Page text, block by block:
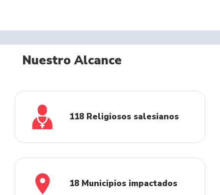
Nuestro Alcance
118 Religiosos salesianos
18 Municipios impactados